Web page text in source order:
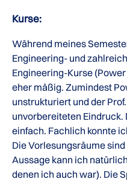
Kurse:
Während meines
Engineering- und
Engineering-Kurse
eher mäßig. Zumindest
unstrukturiert und der
unvorbereiteten
einfach. Fachlich konnte
Die Vorlesungsräume
Aussage kann ich
denen ich auch war). Die